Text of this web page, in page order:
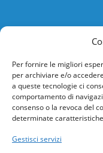
Per fornire le migliori
per archiviare e/o
a queste tecnologie ci
comportamento di
consenso o la revoca del
determinate
Gestisci servizi
Informazioni
Help desk
Guida rapida